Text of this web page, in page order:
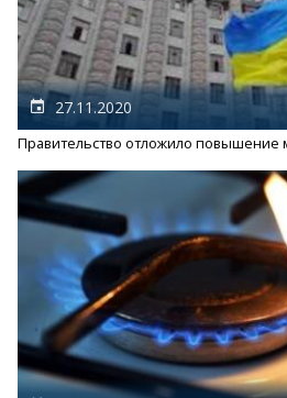
27.11.2020
Правительство отложило повышение